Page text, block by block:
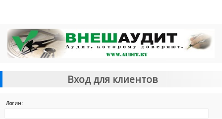
Вход для клиентов
Логин: